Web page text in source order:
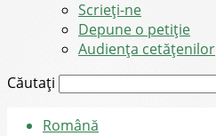
Scrieți-ne
Depune o petiție
Audiența cetățenilor
Căutați
Română